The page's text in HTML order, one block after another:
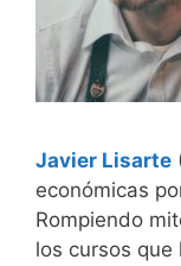
Javier Lisarte
económicas
Rompiendo
los cursos que